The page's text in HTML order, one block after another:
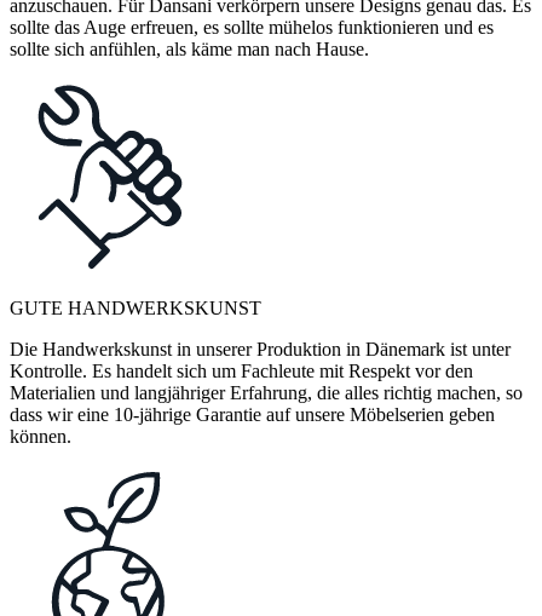
anzuschauen. Für Dansani verkörpern unsere Designs genau das. Es
sollte das Auge erfreuen, es sollte mühelos funktionieren und es
sollte sich anfühlen, als käme man nach Hause.
GUTE HANDWERKSKUNST
Die Handwerkskunst in unserer Produktion in Dänemark ist unter
Kontrolle. Es handelt sich um Fachleute mit Respekt vor den
Materialien und langjähriger Erfahrung, die alles richtig machen, so
dass wir eine 10-jährige Garantie auf unsere Möbelserien geben
können.